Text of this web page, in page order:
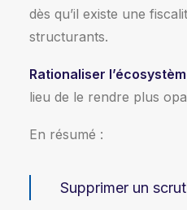
dès qu’il existe une
structurants.
Rationaliser
lieu de le rendre plus
En résumé :
Supprimer un